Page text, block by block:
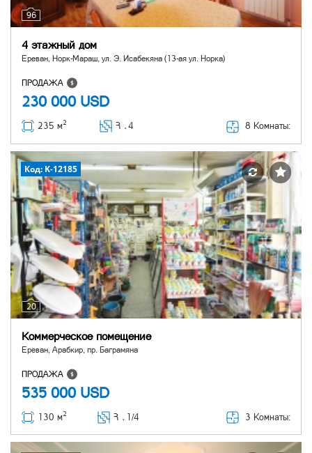
96
4 этажный дом
Ереван, Норк-Мараш, ул. Э. Исабекяна (13-ая ул. Норка)
ПРОДАЖА
230 000 USD
235 м2 Հ ․4 8 Комнаты:
20
Код: K-12185
Коммерческое помещение
Ереван, Арабкир, пр. Баграмяна
ПРОДАЖА
535 000 USD
130 м2 Հ ․ 1/4 3 Комнаты: